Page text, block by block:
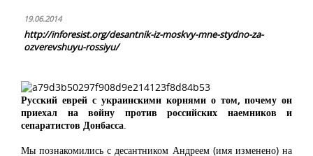
19.06.2014
http://inforesist.org/desantnik-iz-moskvy-mne-stydno-za-
ozverevshuyu-rossiyu/
Русский еврей с украинскими корнями о том, почему он
приехал на войну против российских наемников и
сепаратистов Донбасса.
Мы познакомились с десантником Андреем (имя изменено) на